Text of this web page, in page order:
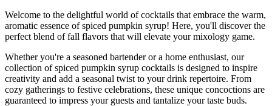
Welcome to the delightful world of cocktails that embrace the warm,
aromatic essence of spiced pumpkin syrup! Here, you'll discover the
perfect blend of fall flavors that will elevate your mixology game.
Whether you're a seasoned bartender or a home enthusiast, our
collection of spiced pumpkin syrup cocktails is designed to inspire
creativity and add a seasonal twist to your drink repertoire. From
cozy gatherings to festive celebrations, these unique concoctions are
guaranteed to impress your guests and tantalize your taste buds.